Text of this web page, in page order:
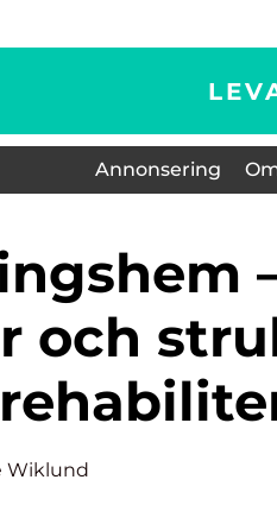
Annonsering
och
Wiklund